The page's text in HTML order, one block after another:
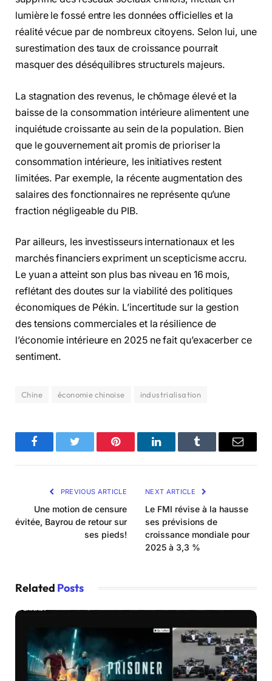
lumière le fossé entre les données officielles et la
réalité vécue par de nombreux citoyens. Selon lui, une
surestimation des taux de croissance pourrait
masquer des déséquilibres structurels majeurs.
La stagnation des revenus, le chômage élevé et la
baisse de la consommation intérieure alimentent une
inquiétude croissante au sein de la population. Bien
que le gouvernement ait promis de prioriser la
consommation intérieure, les initiatives restent
limitées. Par exemple, la récente augmentation des
salaires des fonctionnaires ne représente qu’une
fraction négligeable du PIB.
Par ailleurs, les investisseurs internationaux et les
marchés financiers expriment un scepticisme accru.
Le yuan a atteint son plus bas niveau en 16 mois,
reflétant des doutes sur la viabilité des politiques
économiques de Pékin. L’incertitude sur la gestion
des tensions commerciales et la résilience de
l’économie intérieure en 2025 ne fait qu’exacerber ce
sentiment.
Chine économie chinoise industrialisation
FacebookTwitter Pinterest LinkedInTumblr Email
PREVIOUS ARTICLE
Une motion de censure
évitée, Bayrou de retour sur
ses pieds!
NEXT ARTICLE
Le FMI révise à la hausse
ses prévisions de
croissance mondiale pour
2025 à 3,3 %
Related Posts